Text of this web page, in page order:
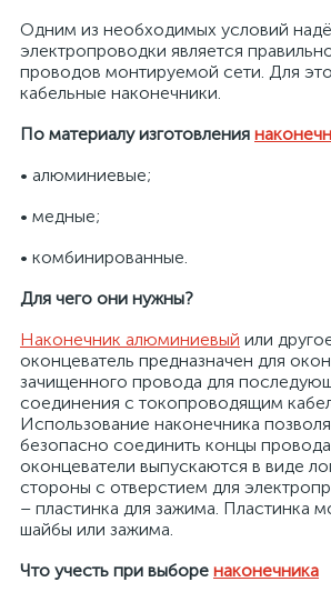
Одним из необходимых условий
электропроводки является
проводов монтируемой сети. Для
кабельные наконечники.
По материалу изготовления
• алюминиевые;
• медные;
• комбинированные.
Для чего они нужны?
Наконечник алюминиевый или
оконцеватель предназначен для
зачищенного провода для
соединения с токопроводящим
Использование наконечника
безопасно соединить концы
оконцеватели выпускаются в виде
стороны с отверстием для
– пластинка для зажима. Пластинка
шайбы или зажима.
Что учесть при выборе наконечника